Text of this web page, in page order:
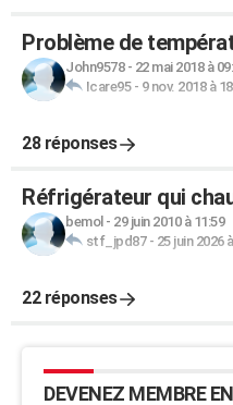
Problème de
John9578- 22 mai 2018 à
Icare95- 9 nov. 2018 à
28 réponses
Réfrigérateur qui
bemol - 29 juin 2010 à 11:59
stf_jpd87- 25 juin 2026
22 réponses
DEVENEZ MEMBRE